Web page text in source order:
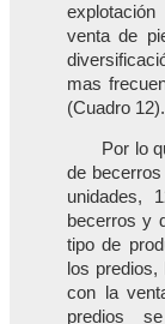
venta de
mas
(Cuadro 12).
Por lo
de
unidades,
becerros y
tipo de
los
con la
predios